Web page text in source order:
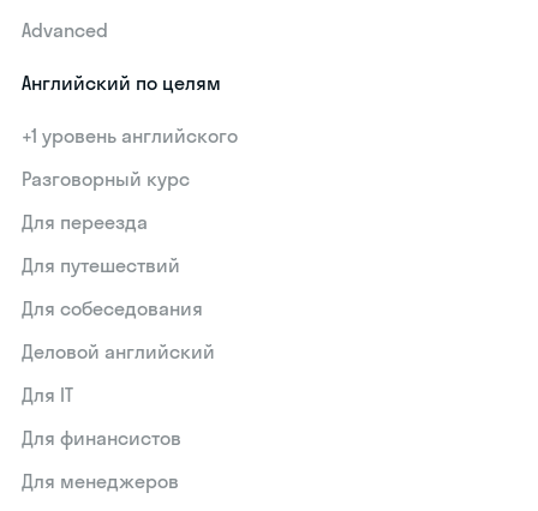
Advanced
Английский по целям
+1 уровень английского
Разговорный курс
Для переезда
Для путешествий
Для собеседования
Деловой английский
Для IT
Для финансистов
Для менеджеров